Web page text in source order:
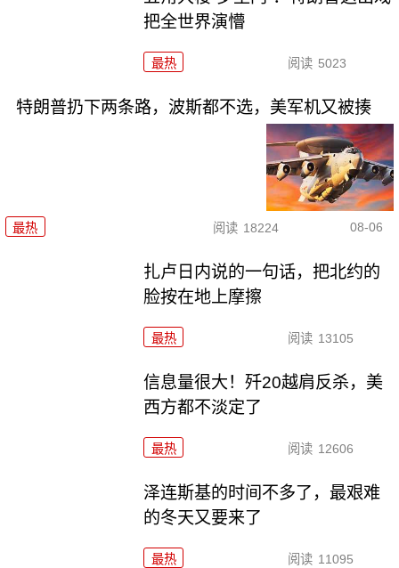
把全世界演懵
最热 阅读 5023
特朗普扔下两条路，波斯都不选，美军机又被揍
最热 阅读 18224 08-06
扎卢日内说的一句话，把北约的
脸按在地上摩擦
最热 阅读 13105
信息量很大！歼20越肩反杀，美
西方都不淡定了
最热 阅读 12606
泽连斯基的时间不多了，最艰难
的冬天又要来了
最热 阅读 11095